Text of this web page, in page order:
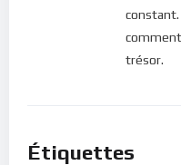
trésor.
Étiquettes